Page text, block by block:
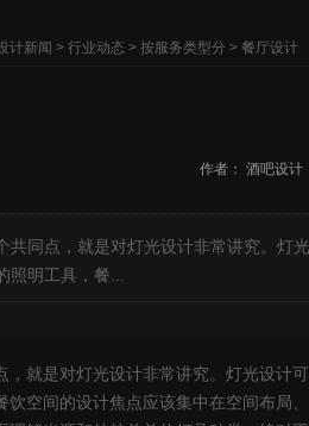
计新闻 > 行业动态 > 按服务类型分 > 餐厅设计
作者： 酒吧设计
共同点，就是对灯光设计非常讲究。
明工具，餐...
，就是对灯光设计非常讲究。灯光设
饮空间的设计焦点应该集中在空间布局